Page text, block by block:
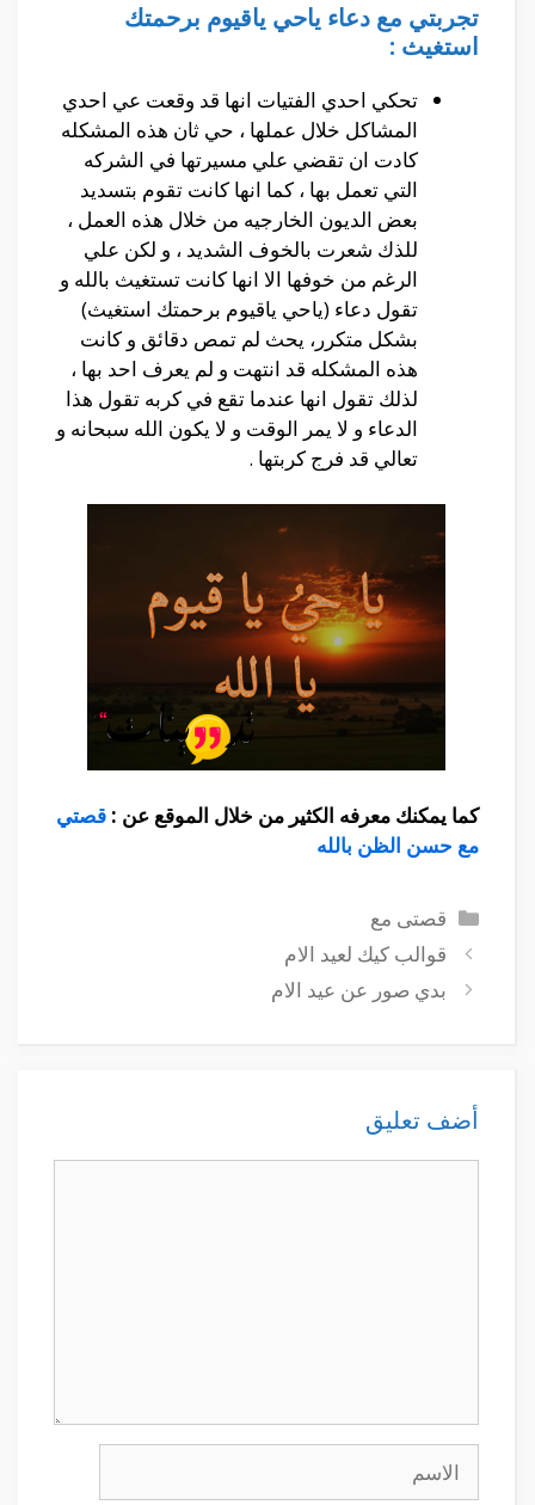
تجربتي مع دعاء ياحي ياقيوم برحمتك
استغيث :
تحكي احدي الفتيات انها قد وقعت عي احدي
المشاكل خلال عملها ، حي ثان هذه المشكله
كادت ان تقضي علي مسيرتها في الشركه
التي تعمل بها ، كما انها كانت تقوم بتسديد
بعض الديون الخارجيه من خلال هذه العمل ،
للذك شعرت بالخوف الشديد ، و لكن علي
الرغم من خوفها الا انها كانت تستغيث بالله و
تقول دعاء (ياحي ياقيوم برحمتك استغيث)
بشكل متكرر، يحث لم تمص دقائق و كانت
هذه المشكله قد انتهت و لم يعرف احد بها ،
لذلك تقول انها عندما تقع في كربه تقول هذا
الدعاء و لا يمر الوقت و لا يكون الله سبحانه و
تعالي قد فرج كربتها .
كما يمكنك معرفه الكثير من خلال الموقع عن : قصتي
مع حسن الظن بالله
التصنيفات
قصتى مع
قوالب كيك لعيد الام
بدي صور عن عيد الام
أضف تعليق
الاسم